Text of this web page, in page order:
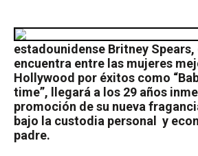
estadounidense Britney Spears,
encuentra entre las mujeres
Hollywood por éxitos como
time”, llegará a los 29 años
promoción de su nueva
bajo la custodia personal
y
padre.